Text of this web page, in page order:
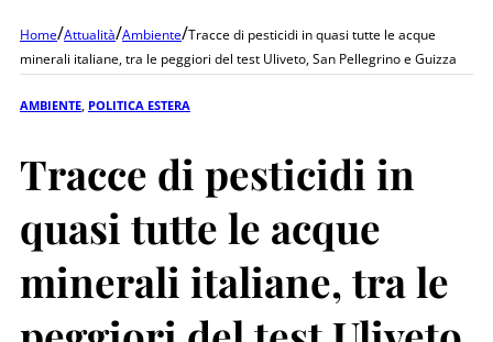
Home/Attualità/Ambiente/Tracce di pesticidi in quasi tutte le acque
minerali italiane, tra le peggiori del test Uliveto, San Pellegrino e Guizza
AMBIENTE POLITICA ESTERA
Tracce di pesticidi in
quasi tutte le acque
minerali italiane, tra le